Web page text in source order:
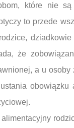
które nie
to przede
że
a u